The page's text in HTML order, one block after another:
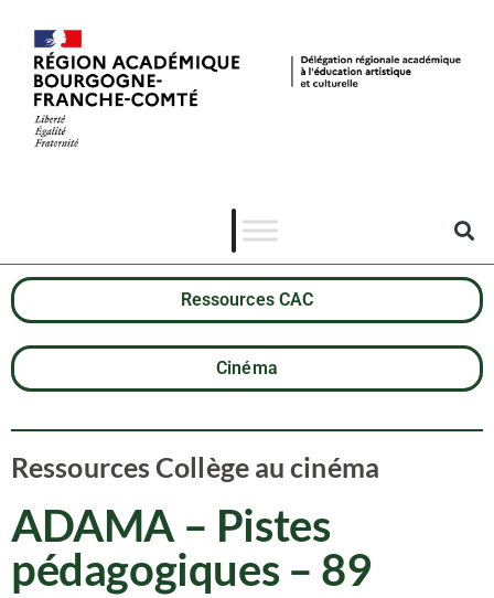
Ressources CAC
Cinéma
Ressources Collège au cinéma
ADAMA – Pistes
pédagogiques – 89